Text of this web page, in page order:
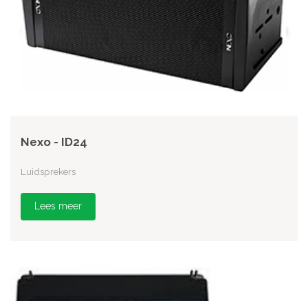
Nexo - ID24
Luidsprekers
Lees meer